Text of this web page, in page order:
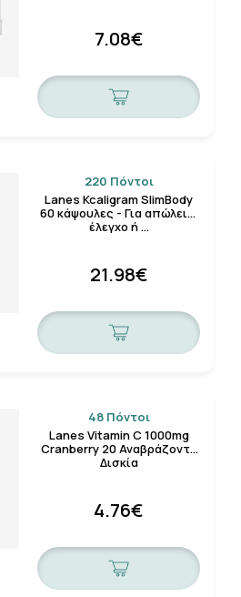
7.08€
220 Πόντοι
Lanes Kcaligram SlimBody
60 κάψουλες - Για απώλεια,
έλεγχο ή …
21.98€
48 Πόντοι
Lanes Vitamin C 1000mg
Cranberry 20 Αναβράζοντα
Δισκία
4.76€